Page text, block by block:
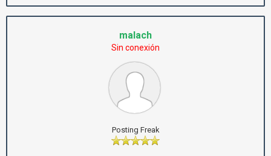
malach
Sin conexión
Posting Freak